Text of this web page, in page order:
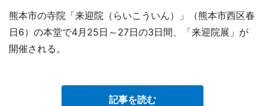
熊本市の寺院「来迎院（らいこういん）」（熊本市西区春
日6）の本堂で4月25日～27日の3日間、「来迎院展」が
開催される。
記事を読む